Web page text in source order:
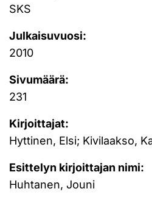
SKS
Julkaisuvuosi:
2010
Sivumäärä:
231
Kirjoittajat:
Hyttinen, Elsi; Kivilaakso,
Esittelyn kirjoittajan nimi:
Huhtanen, Jouni